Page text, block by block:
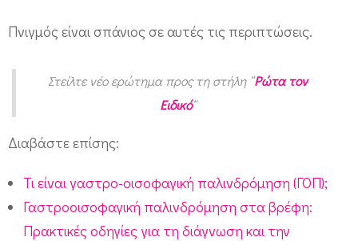
ο
ύ
Πνιγμός είναι σπάνιος σε αυτές τις περιπτώσεις.
Στείλτε νέο ερώτημα προς τη στήλη “Ρώτα τον
Ειδικό“
Διαβάστε επίσης:
Τι είναι γαστρο-οισοφαγική παλινδρόμηση (ΓΟΠ);
Γαστροοισοφαγική παλινδρόμηση στα βρέφη:
Πρακτικές οδηγίες για τη διάγνωση και την